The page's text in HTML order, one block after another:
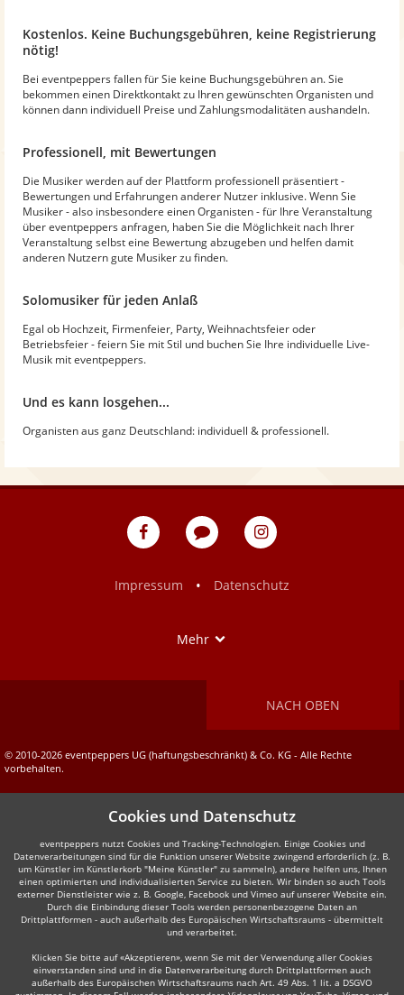
Kostenlos. Keine Buchungsgebühren, keine Registrierung
nötig!
Bei eventpeppers fallen für Sie keine Buchungsgebühren an. Sie
bekommen einen Direktkontakt zu Ihren gewünschten Organisten und
können dann individuell Preise und Zahlungsmodalitäten aushandeln.
Professionell, mit Bewertungen
Die Musiker werden auf der Plattform professionell präsentiert -
Bewertungen und Erfahrungen anderer Nutzer inklusive. Wenn Sie
Musiker - also insbesondere einen Organisten - für Ihre Veranstaltung
über eventpeppers anfragen, haben Sie die Möglichkeit nach Ihrer
Veranstaltung selbst eine Bewertung abzugeben und helfen damit
anderen Nutzern gute Musiker zu finden.
Solomusiker für jeden Anlaß
Egal ob Hochzeit, Firmenfeier, Party, Weihnachtsfeier oder
Betriebsfeier - feiern Sie mit Stil und buchen Sie Ihre individuelle Live-
Musik mit eventpeppers.
Und es kann losgehen...
Organisten aus ganz Deutschland: individuell & professionell.
eventpeppers
Blog
eventpeppers
Impressum
• Datenschutz
Mehr
NACH OBEN
© 2010-2026 eventpeppers UG (haftungsbeschränkt) & Co. KG - Alle Rechte
vorbehalten.
Cookies und Datenschutz
eventpeppers nutzt Cookies und Tracking-Technologien. Einige Cookies und
Datenverarbeitungen sind für die Funktion unserer Website zwingend erforderlich (z. B.
um Künstler im Künstlerkorb "Meine Künstler" zu sammeln), andere helfen uns, Ihnen
einen optimierten und individualisierten Service zu bieten. Wir binden so auch Tools
externer Dienstleister wie z. B. Google, Facebook und Vimeo auf unserer Website ein.
Durch die Einbindung dieser Tools werden personenbezogene Daten an
Drittplattformen - auch außerhalb des Europäischen Wirtschaftsraums - übermittelt
und verarbeitet.
Klicken Sie bitte auf «Akzeptieren», wenn Sie mit der Verwendung aller Cookies
einverstanden sind und in die Datenverarbeitung durch Drittplattformen auch
außerhalb des Europäischen Wirtschaftsraums nach Art. 49 Abs. 1 lit. a DSGVO